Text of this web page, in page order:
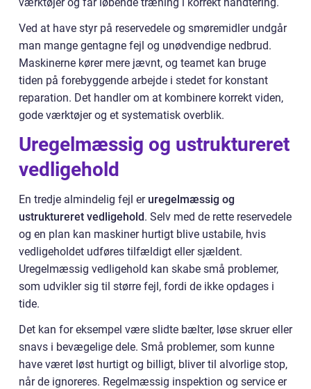
Ved at have styr på reservedele og smøremidler undgår
man mange gentagne fejl og unødvendige nedbrud.
Maskinerne kører mere jævnt, og teamet kan bruge
tiden på forebyggende arbejde i stedet for konstant
reparation. Det handler om at kombinere korrekt viden,
gode værktøjer og et systematisk overblik.
Uregelmæssig og ustruktureret
vedligehold
En tredje almindelig fejl er uregelmæssig og
ustruktureret vedligehold. Selv med de rette reservedele
og en plan kan maskiner hurtigt blive ustabile, hvis
vedligeholdet udføres tilfældigt eller sjældent.
Uregelmæssig vedligehold kan skabe små problemer,
som udvikler sig til større fejl, fordi de ikke opdages i
tide.
Det kan for eksempel være slidte bælter, løse skruer eller
snavs i bevægelige dele. Små problemer, som kunne
have været løst hurtigt og billigt, bliver til alvorlige stop,
når de ignoreres. Regelmæssig inspektion og service er